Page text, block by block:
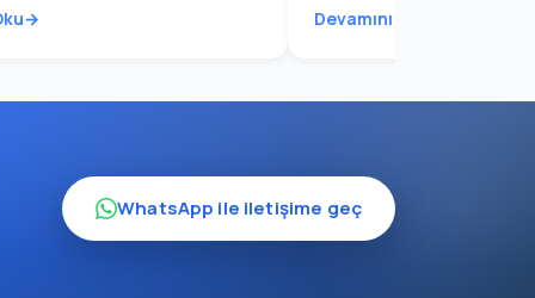
Devamını Oku
WhatsApp ile iletişime geç